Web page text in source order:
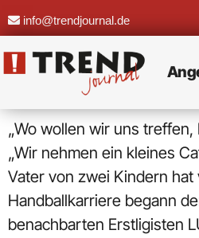
info@trendjournal.de
„Wo wollen wir uns treffen,
„Wir nehmen ein kleines
Vater von zwei Kindern
Handballkarriere begann
benachbarten Erstligisten